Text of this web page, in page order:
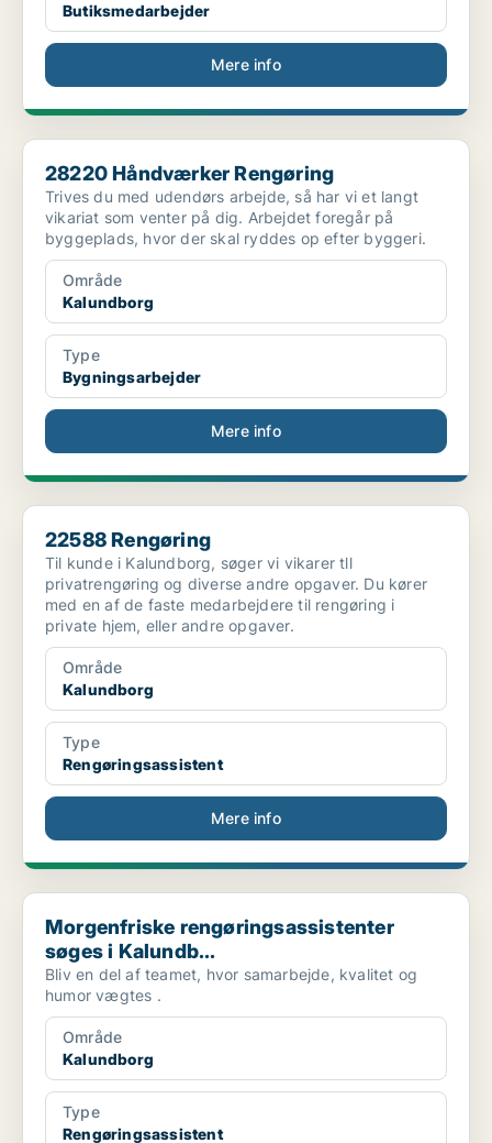
Butiksmedarbejder
Mere info
28220 Håndværker Rengøring
28220 Håndværker Rengøring
Trives du med udendørs arbejde, så har vi et langt
vikariat som venter på dig. Arbejdet foregår på
byggeplads, hvor der skal ryddes op efter byggeri.
Område
Kalundborg
Type
Bygningsarbejder
Mere info
22588 Rengøring
22588 Rengøring
Til kunde i Kalundborg, søger vi vikarer tll
privatrengøring og diverse andre opgaver. Du kører
med en af de faste medarbejdere til rengøring i
private hjem, eller andre opgaver.
Område
Kalundborg
Type
Rengøringsassistent
Mere info
Morgenfriske rengøringsassistenter søges i Kalundb...
Morgenfriske rengøringsassistenter
søges i Kalundb...
Bliv en del af teamet, hvor samarbejde, kvalitet og
humor vægtes .
Område
Kalundborg
Type
Rengøringsassistent